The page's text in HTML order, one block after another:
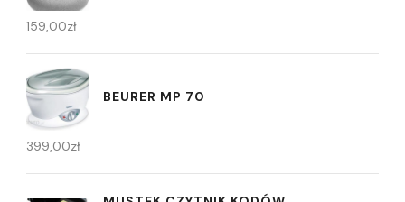
159,00zł
BEURER MP 70
399,00zł